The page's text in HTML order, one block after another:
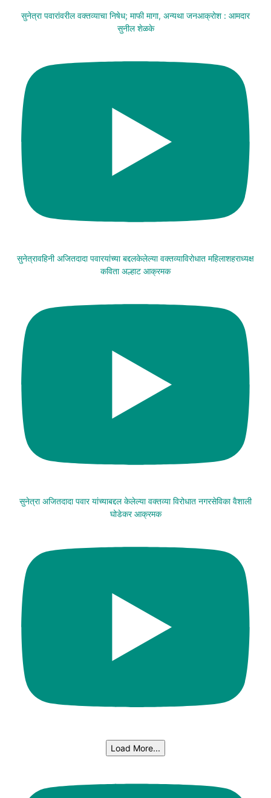
सुनेत्रा पवारांवरील वक्तव्याचा निषेध; माफी मागा, अन्यथा जनआक्रोश : आमदार
सुनील शेळके
सुनेत्रावहिनी अजितदादा पवारयांच्या बद्दलकेलेल्या वक्तव्याविरोधात महिलाशहराध्यक्ष
कविता अल्हाट आक्रमक
सुनेत्रा अजितदादा पवार यांच्याबद्दल केलेल्या वक्तव्या विरोधात नगरसेविका वैशाली
घोडेकर आक्रमक
Load More...